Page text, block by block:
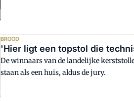
BROOD
'Hier ligt een topstol die
De winnaars van de landelijke
staan als een huis, aldus de jury.